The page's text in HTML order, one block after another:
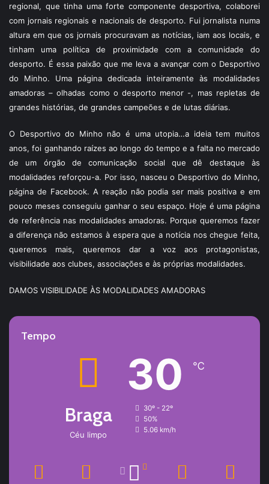
regional, que tinha uma forte componente desportiva, colaborei
com jornais regionais e nacionais de desporto. Fui jornalista numa
altura em que os jornais procuravam as notícias, iam aos locais, e
tinham uma política de proximidade com a comunidade do
desporto. É essa paixão que me leva a avançar com o Desportivo
do Minho. Uma página dedicada inteiramente às modalidades
amadoras – olhadas como o desporto menor -, mas repletas de
grandes histórias, de grandes campeões e de lutas diárias.
O Desportivo do Minho não é uma utopia…a ideia tem muitos
anos, foi ganhando raízes ao longo do tempo e a falta no mercado
de um órgão de comunicação social que dê destaque às
modalidades reforçou-a. Por isso, nasceu o Desportivo do Minho,
página de Facebook. A reação não podia ser mais positiva e em
pouco meses conseguiu ganhar o seu espaço. Hoje é uma página
de referência nas modalidades amadoras. Porque queremos fazer
a diferença não estamos à espera que a notícia nos chegue feita,
queremos mais, queremos dar a voz aos protagonistas,
visibilidade aos clubes, associações e às próprias modalidades.
DAMOS VISIBILIDADE ÀS MODALIDADES AMADORAS
Tempo
Braga
Céu limpo
30 ℃
30º - 22º
50%
5.06 km/h